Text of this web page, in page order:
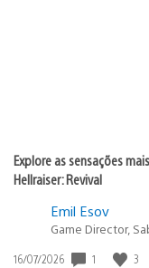
Explore as sensações
Hellraiser: Revival
Emil Esov
Game Director,
Data
16/07/2026 1 3